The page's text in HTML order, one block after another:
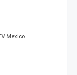
Mexico.